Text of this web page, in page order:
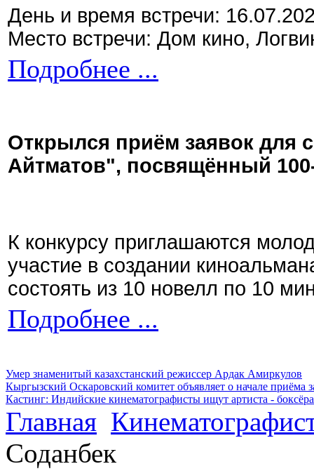
День и время встречи:
Место встречи: Дом кино,
Подробнее ...
Открылся приём заявок для
Айтматов", посвящённый
К конкурсу приглашаются
участие в создании
состоять из 10 новелл по 10
Подробнее ...
Умер знаменитый казахстанский режиссер Ардак Амиркулов
Кыргызский Оскаровский комитет объявляет о начале приёма
Кастинг: Индийские кинематографисты ищут артиста -
Главная
Соданбек